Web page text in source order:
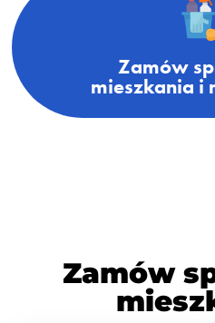
Zamów
mieszkania i
Zamów